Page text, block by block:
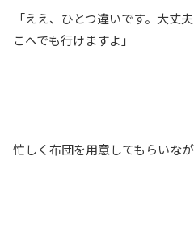
「ええ、ひとつ違いです。大丈
こへでも行けますよ」
忙しく布団を用意してもらいな